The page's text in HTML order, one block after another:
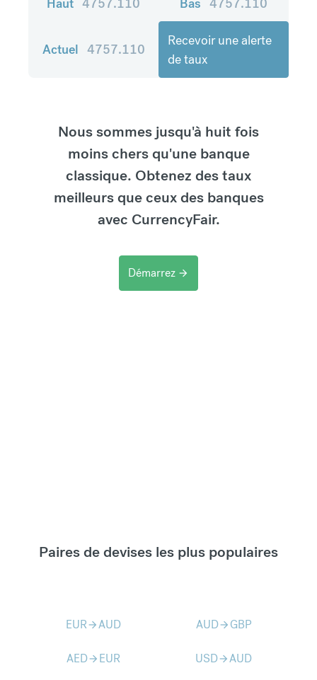
Actuel 4757.110
Recevoir une alerte
de taux
Nous sommes jusqu'à huit fois
moins chers qu'une banque
classique. Obtenez des taux
meilleurs que ceux des banques
avec CurrencyFair.
Démarrez arrow_forward
Paires de devises les plus populaires
EURarrow_forwardAUD AUDarrow_forward GBP
AEDarrow_forward EUR USDarrow_forwardAUD